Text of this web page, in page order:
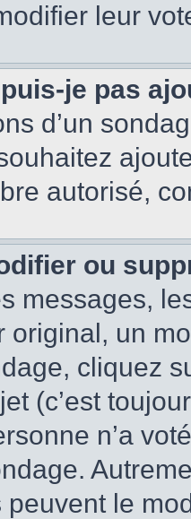
leur
je pas
d’un
autorisé,
ou
messages,
original, un
cliquez
(c’est
n’a
le